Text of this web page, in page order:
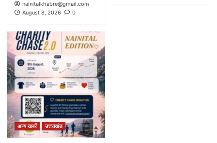
nainitalkhabre@gmail.com
August 8, 2026
0
अन्य खबरें उत्तराखंड